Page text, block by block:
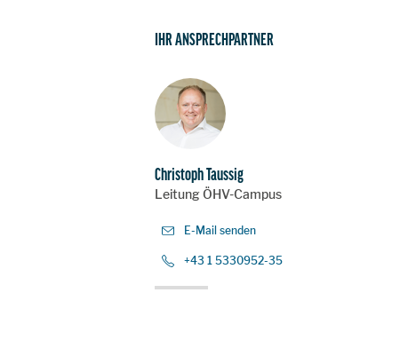
IHR ANSPRECHPARTNER
Christoph Taussig
Leitung ÖHV-Campus
E-Mail senden
+43 1 5330952-35